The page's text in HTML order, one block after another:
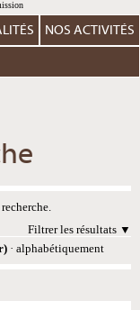
NOS ACTIVITÉS
Filtrer les résultats
· alphabétiquement